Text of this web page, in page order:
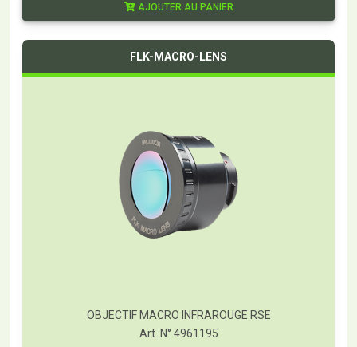
AJOUTER AU PANIER
FLK-MACRO-LENS
OBJECTIF MACRO INFRAROUGE RSE
Art. N° 4961195